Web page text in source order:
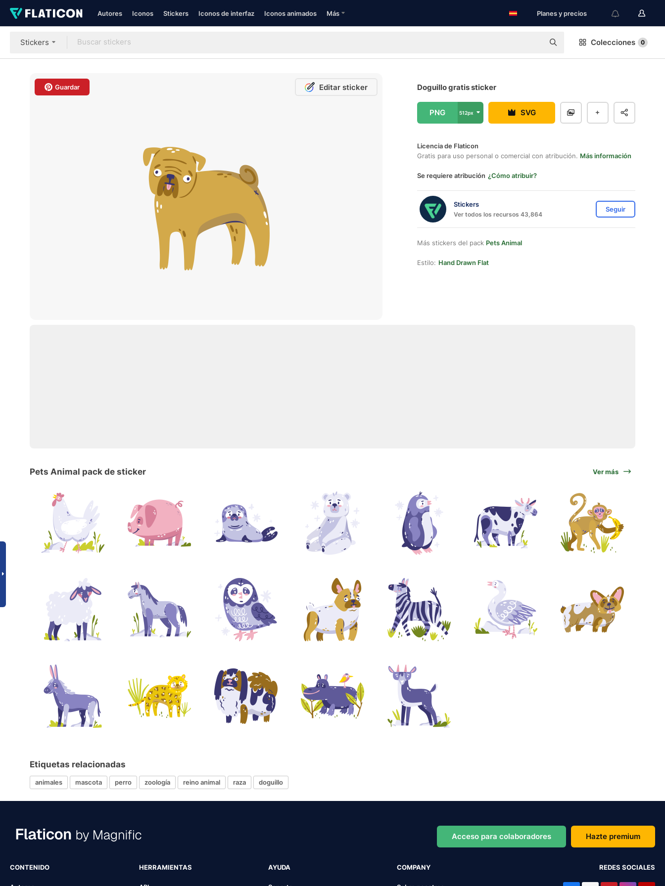
Autores Iconos Stickers Iconos de interfaz Iconos animados Más Planes y precios
Stickers Colecciones 0
Guardar Editar sticker Doguillo gratis sticker
PNG 512px SVG
Licencia de Flaticon
Gratis para uso personal o comercial con atribución. Más información
Se requiere atribución ¿Cómo atribuir?
Stickers
Ver todos los recursos 43,864
Seguir
Más stickers del pack Pets Animal
Estilo: Hand Drawn Flat
Pets Animal pack de sticker Ver más
Etiquetas relacionadas
animales mascota perro zoología reino animal raza doguillo
Acceso para colaboradores Hazte premium
CONTENIDO HERRAMIENTAS AYUDA COMPANY REDES SOCIALES